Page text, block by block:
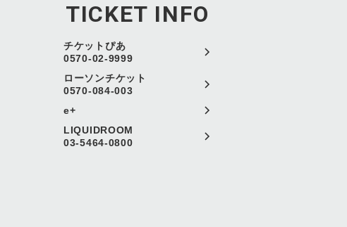
TICKET INFO
チケットぴあ
0570-02-9999
ローソンチケット
0570-084-003
e+
LIQUIDROOM
03-5464-0800